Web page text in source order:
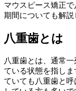
マウスピース矯正
期間についても解説
八重歯とは
八重歯とは、通常
ている状態を指し
ていても八重歯と